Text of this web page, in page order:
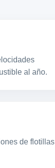
al año.
de flotillas